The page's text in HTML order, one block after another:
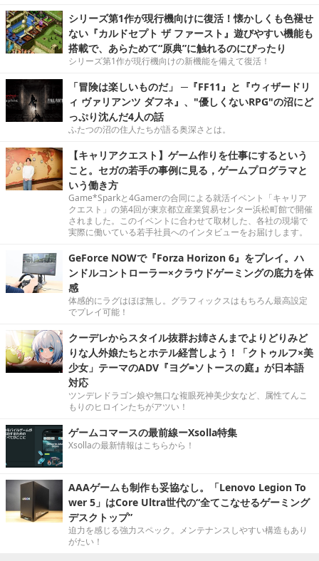
シリーズ第1作が現行機向けに復活！懐かしくも色褪せ
ない『カルドセプト ザ ファースト』遊びやすい機能も
搭載で、あらためて“原典”に触れるのにぴったり
シリーズ第1作が現行機向けの新機能を備えて復活！
「冒険は楽しいものだ」 ─『FF11』と『ウィザードリ
ィ ヴァリアンツ ダフネ』、"優しくないRPG"の沼にど
っぷり沈んだ4人の話
ふたつの沼の住人たちが語る奥深さとは。
【キャリアクエスト】ゲーム作りを仕事にするという
こと。セガの若手の事例に見る，ゲームプログラマと
いう働き方
Game*Sparkと4Gamerの合同による就活イベント「キャリア
クエスト」の第4回が東京都立産業貿易センター浜松町館で開催
されました。このイベントに合わせて取材した、各社の現場で
実際に働いている若手社員へのインタビューをお届けします。
GeForce NOWで『Forza Horizon 6』をプレイ。ハ
ンドルコントローラー×クラウドゲーミングの底力を体
感
体感的にラグはほぼ無し。グラフィックスはもちろん最高設定
でプレイ可能！
クーデレからスタイル抜群お姉さんまでよりどりみど
りな人外娘たちとホテル経営しよう！「クトゥルフ×美
少女」テーマのADV『ヨグ=ソトースの庭』が日本語
対応
ツンデレドラゴン娘や無口な複眼死神美少女など、属性てんこ
もりのヒロインたちがアツい！
ゲームコマースの最前線ーXsolla特集
Xsollaの最新情報はこちらから！
AAAゲームも制作も妥協なし。「Lenovo Legion To
wer 5」はCore Ultra世代の“全てこなせるゲーミング
デスクトップ”
迫力を感じる強力スペック。メンテナンスしやすい構造もあり
がたい！